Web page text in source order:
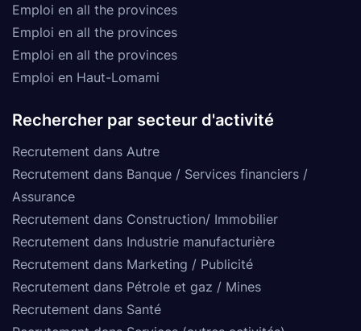
Emploi en all the provinces
Emploi en all the provinces
Emploi en all the provinces
Emploi en Haut-Lomami
Rechercher par secteur d'activité
Recrutement dans Autre
Recrutement dans Banque / Services financiers /
Assurance
Recrutement dans Construction/ Immobilier
Recrutement dans Industrie manufacturière
Recrutement dans Marketing / Publicité
Recrutement dans Pétrole et gaz / Mines
Recrutement dans Santé